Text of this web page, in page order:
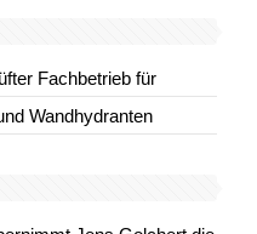
Fachbetrieb für
Wandhydranten